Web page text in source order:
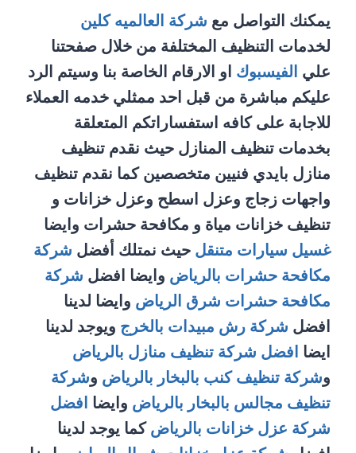
يمكنك التواصل مع شركة العالميه كلين
لخدمات التنظيف المختلفة من خلال صفحتنا
علي الفيسبوك او الارقام الخاصة بنا وسيتم الرد
عليكم مباشرة من قبل احد ممثلي خدمه العملاء
للاجابة على كافه استفساراتكم المتعلقة
بخدمات تنظيف المنازل حيث نقدم تنظيف
منازل بايدي فنيين متخصصين كما نقدم تنظيف
واجهات زجاج وعزل اسطح وعزل خزانات و
تنظيف خزانات مياة و مكافحة حشرات وايضا
غسيل سيارات متنقل حيث نمتلك أفضل شركة
مكافحة حشرات بالرياض وايضا افضل شركة
مكافحة حشرات شرق الرياض وايضا لدينا
افضل شركة رش مبيدات بالخرج ويوجد لدينا
ايضا
افضل شركة تنظيف منازل بالرياض
وشركة تنظيف كنب بالبخار بالرياض وشركة
تنظيف مجالس بالبخار بالرياض وايضا
افضل
شركة عزل خزانات بالرياض كما يوجد لدينا